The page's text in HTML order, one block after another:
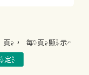
頁，每頁顯示